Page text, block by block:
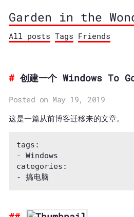
Garden in the
All posts Tags Friends
创建一个 Windows To
Posted on May 19, 2019
这是一篇从前博客迁移来的文章。
tags:
- Windows
categories: